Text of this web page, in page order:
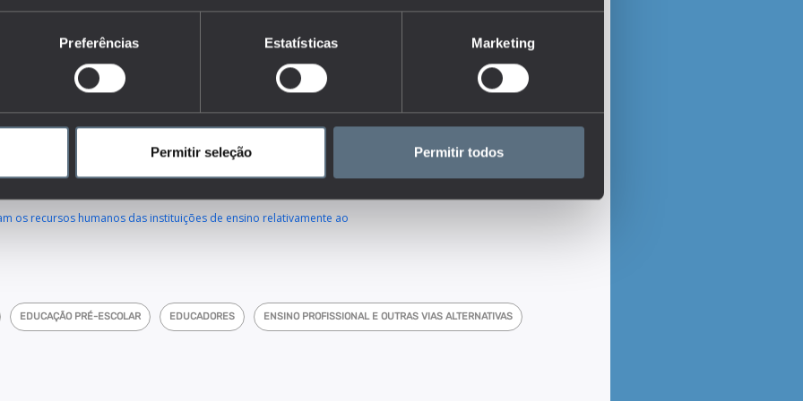
Preferências Estatísticas Marketing
Permitir seleção Permitir todos
e corresponde ao ano mais antigo para o qual existem
se o fim do período contemplado no cálculo e corresponde
utilizador. Neste indicador, o ano 1 corresponde ao ano letivo
nos diferentes níveis de ensino e como tem evoluído ao longo
em termos de qualificações, os recursos humanos das instituições
os recursos humanos das instituições de ensino relativamente ao
EDUCAÇÃO PRÉ-ESCOLAR EDUCADORES ENSINO PROFISSIONAL E OUTRAS VIAS ALTERNATIVAS